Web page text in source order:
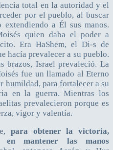
total en la autoridad y el
por el pueblo, al buscar
a Él sus manos.
quien daba el poder a
Era HaShem, el Di-s de
hacía prevalecer a su pueblo.
brazos, Israel prevaleció. La
fue un llamado al Eterno
humildad, para fortalecer a su
en la guerra. Mientras los
prevalecieron porque es
vigor y valentía.
para obtener la victoria,
en mantener las manos